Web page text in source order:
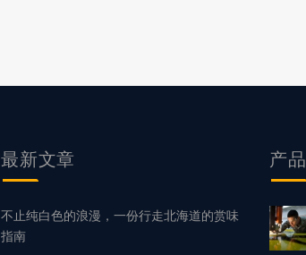
最新文章
不止纯白色的浪漫，一份行走北海道的赏味
指南
产品